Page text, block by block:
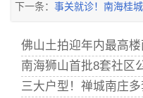
下一条： 事关就诊！南海桂
佛山土拍迎年内最高楼
南海狮山首批8套社区
三大户型！禅城南庄多